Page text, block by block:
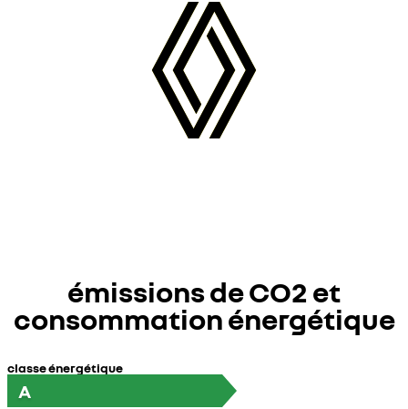
émissions de CO2 et
consommation énergétique
classe énergétique
A